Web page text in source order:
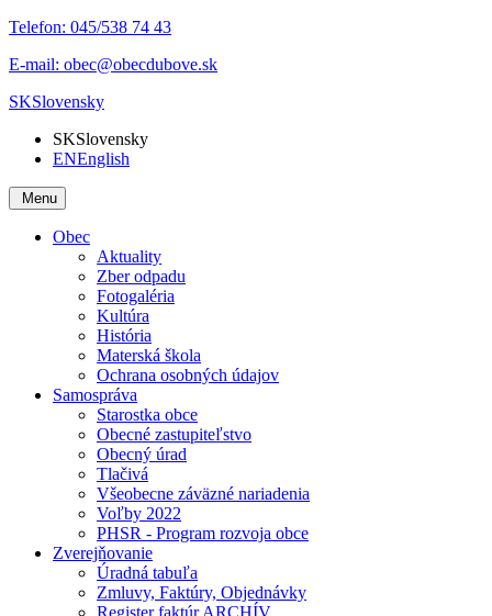
Telefon: 045/538 74 43
E-mail: obec@obecdubove.sk
SKSlovensky
SKSlovensky
ENEnglish
Menu
Obec
Aktuality
Zber odpadu
Fotogaléria
Kultúra
História
Materská škola
Ochrana osobných údajov
Samospráva
Starostka obce
Obecné zastupiteľstvo
Obecný úrad
Tlačivá
Všeobecne záväzné nariadenia
Voľby 2022
PHSR - Program rozvoja obce
Zverejňovanie
Úradná tabuľa
Zmluvy, Faktúry, Objednávky
Register faktúr ARCHÍV